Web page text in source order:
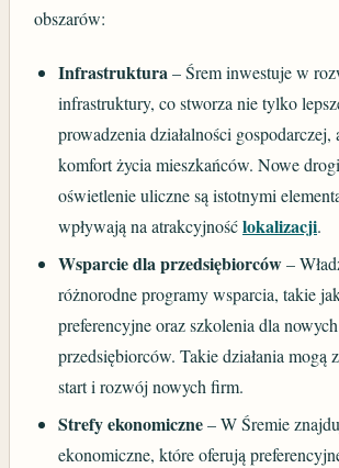
obszarów:
Infrastruktura– Śrem inwestuje w
infrastruktury, co stworza nie tylko
prowadzenia działalności gospodarczej,
komfort życia mieszkańców. Nowe
oświetlenie uliczne są istotnymi
wpływają na atrakcyjnośćlokalizacji.
Wsparcie dla przedsiębiorców–
różnorodne programy wsparcia, takie
preferencyjne oraz szkolenia dla nowych
przedsiębiorców. Takie działania mogą
start i rozwój nowych firm.
Strefy ekonomiczne– W Śremie
ekonomiczne, które oferują